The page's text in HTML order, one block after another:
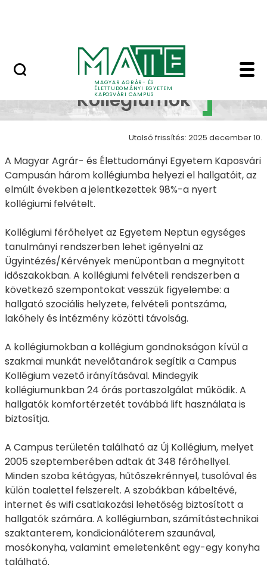
MAGYAR AGRÁR- ÉS
ÉLETTUDOMÁNYI EGYETEM
KAPOSVÁRI CAMPUS
Kollégiumok -
Campus
Kollégiumok
Utolsó frissítés: 2025 december 10.
A Magyar Agrár- és Élettudományi Egyetem Kaposvári
Campusán három kollégiumba helyezi el hallgatóit, az
elmúlt években a jelentkezettek 98%-a nyert
kollégiumi felvételt.
Kollégiumi férőhelyet az Egyetem Neptun egységes
tanulmányi rendszerben lehet igényelni az
Ügyintézés/Kérvények menüpontban a megnyitott
időszakokban. A kollégiumi felvételi rendszerben a
következő szempontokat vesszük figyelembe: a
hallgató szociális helyzete, felvételi pontszáma,
lakóhely és intézmény közötti távolság.
A kollégiumokban a kollégium gondnokságon kívül a
szakmai munkát nevelőtanárok segítik a Campus
Kollégium vezető irányításával. Mindegyik
kollégiumunkban 24 órás portaszolgálat működik. A
hallgatók komfortérzetét továbbá lift használata is
biztosítja.
A Campus területén található az Új Kollégium, melyet
2005 szeptemberében adtak át 348 férőhellyel.
Minden szoba kétágyas, hűtőszekrénnyel, tusolóval és
külön toalettel felszerelt. A szobákban kábeltévé,
internet és wifi csatlakozási lehetőség biztosított a
hallgatók számára. A kollégiumban, számítástechnikai
szaktanterem, kondicionálóterem szaunával,
mosókonyha, valamint emeletenként egy-egy konyha
található.